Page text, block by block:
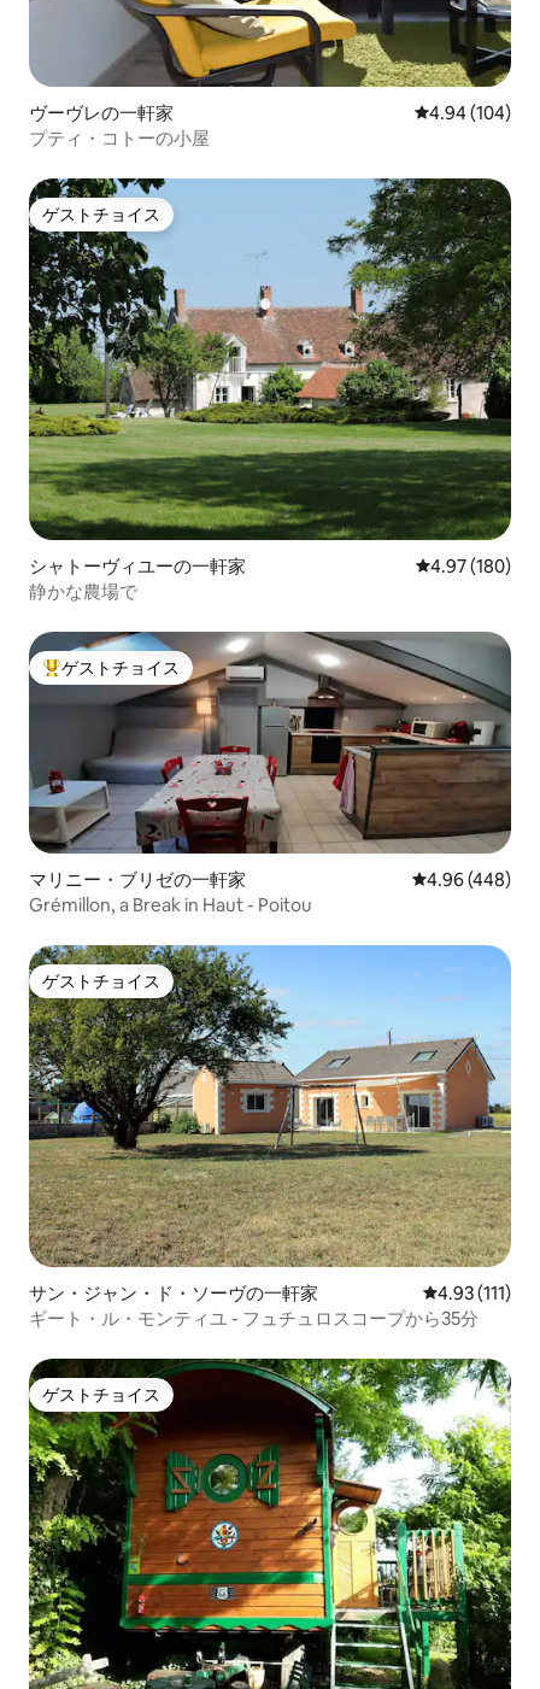
ヴーヴレの一軒家 レビュー104
4.94 (104)
プティ・コトーの小屋
ゲストチョイス
ゲストチョイス
シャトーヴィユーの一軒家 レビュー180
4.97 (180)
静かな農場で
大好評のゲストチョイスです。
ゲストチョイス
マリニー・ブリゼの一軒家 レビュー448
4.96 (448)
Grémillon, a Break in Haut - Poitou
ゲストチョイス
ゲストチョイス
サン・ジャン・ド・ソーヴの一軒家 レビュー111
4.93 (111)
ギート・ル・モンティユ - フュチュロスコープから35分
ゲストチョイス
ゲストチョイス